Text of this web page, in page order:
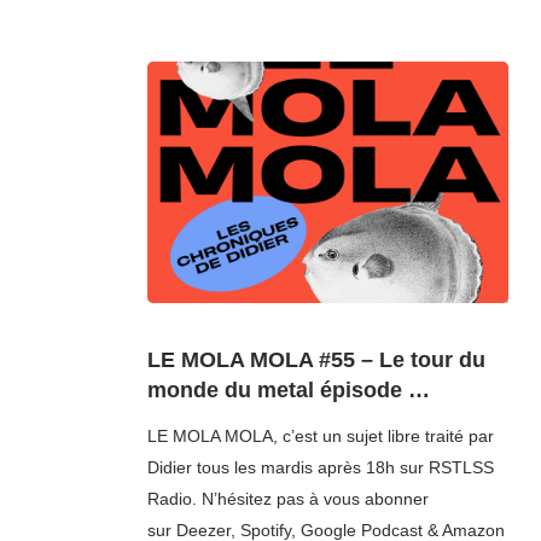
LE MOLA MOLA #55 – Le tour du
monde du metal épisode …
LE MOLA MOLA, c’est un sujet libre traité par
Didier tous les mardis après 18h sur RSTLSS
Radio. N’hésitez pas à vous abonner
sur Deezer, Spotify, Google Podcast & Amazon